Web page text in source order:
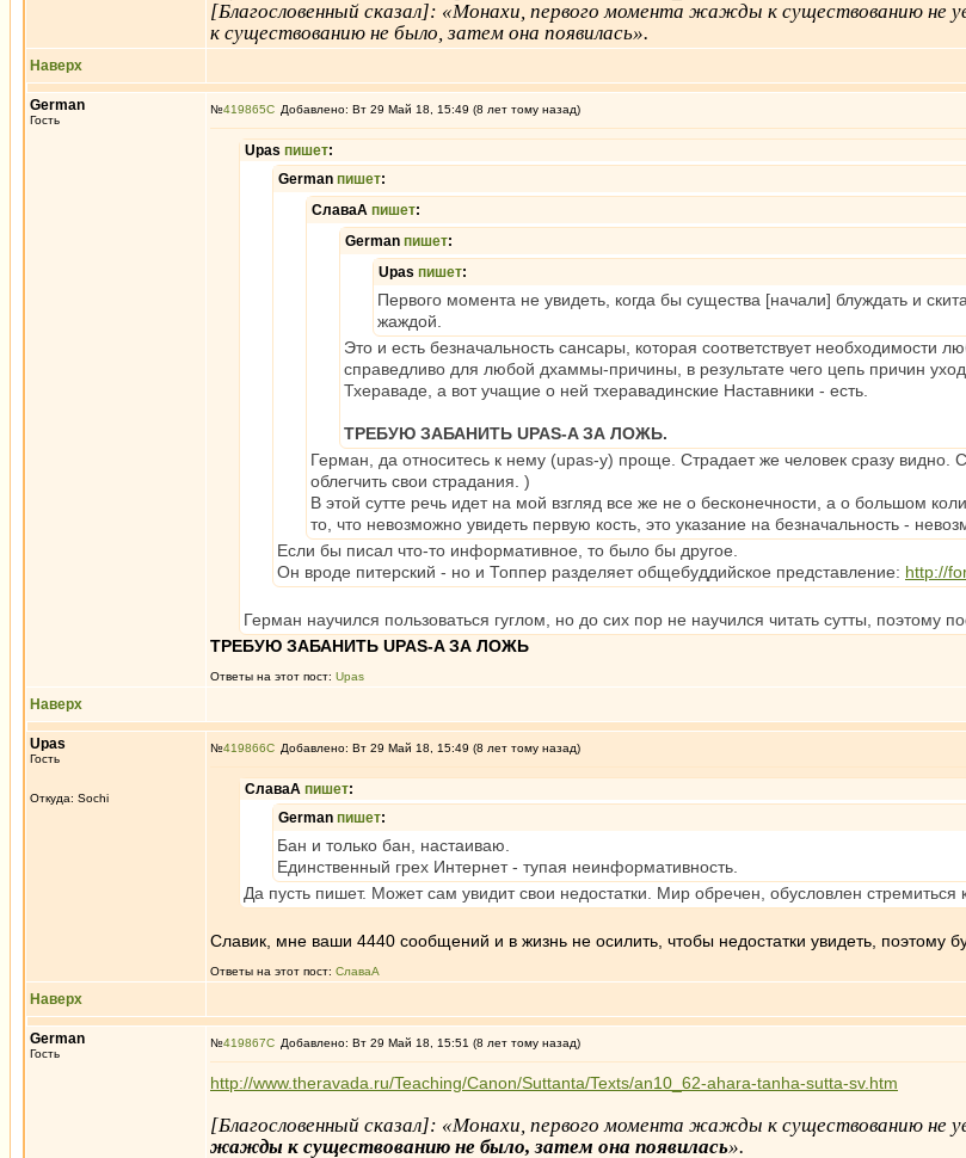
[Благословенный сказал]: «Монахи, первого момента жажды к существованию
к существованию не было, затем она появилась».
Наверх
German
Гость
№419865 Добавлено: Вт 29 Май 18, 15:49 (8 лет тому назад)
Upas пишет:
German пишет:
СлаваА пишет:
German пишет:
Upas пишет:
Первого момента не увидеть, когда бы существа [начали] блуждать и
жаждой.
Это и есть безначальность сансары, которая соответствует
справедливо для любой дхаммы-причины, в результате чего цепь причин
Тхераваде, а вот учащие о ней тхеравадинские Наставники - есть.
ТРЕБУЮ ЗАБАНИТЬ UPAS-A ЗА ЛОЖЬ.
Герман, да относитесь к нему (upas-у) проще. Страдает же человек сразу
облегчить свои страдания. )
В этой сутте речь идет на мой взгляд все же не о бесконечности, а о большом
то, что невозможно увидеть первую кость, это указание на безначальность -
Если бы писал что-то информативное, то было бы другое.
Он вроде питерский - но и Топпер разделяет общебуддийское представление: http://
Герман научился пользоваться гуглом, но до сих пор не научился читать сутты, поэтому
ТРЕБУЮ ЗАБАНИТЬ UPAS-A ЗА ЛОЖЬ
Ответы на этот пост: Upas
Наверх
Upas
Гость
Откуда: Sochi
№419866 Добавлено: Вт 29 Май 18, 15:49 (8 лет тому назад)
СлаваА пишет:
German пишет:
Бан и только бан, настаиваю.
Единственный грех Интернет - тупая неинформативность.
Да пусть пишет. Может сам увидит свои недостатки. Мир обречен, обусловлен стремиться
Славик, мне ваши 4440 сообщений и в жизнь не осилить, чтобы недостатки увидеть, поэтому
Ответы на этот пост: СлаваА
Наверх
German
Гость
№419867 Добавлено: Вт 29 Май 18, 15:51 (8 лет тому назад)
http://www.theravada.ru/Teaching/Canon/Suttanta/Texts/an10_62-ahara-tanha-sutta-sv.htm
[Благословенный сказал]: «Монахи, первого момента жажды к существованию не
жажды к существованию не было, затем она появилась».